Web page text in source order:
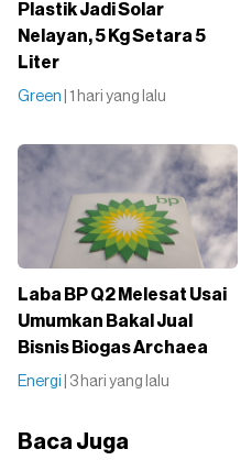
Plastik Jadi Solar
Nelayan, 5 Kg Setara 5
Liter
Green | 1 hari yang lalu
Laba BP Q2 Melesat Usai
Umumkan Bakal Jual
Bisnis Biogas Archaea
Energi | 3 hari yang lalu
Baca Juga